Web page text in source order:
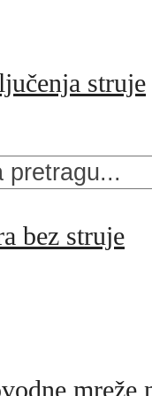
struje
bez struje
mreže